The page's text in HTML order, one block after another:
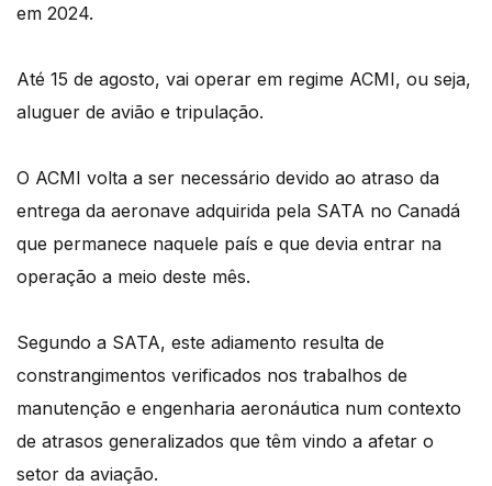
em 2024.
Até 15 de agosto, vai operar em regime ACMI, ou seja,
aluguer de avião e tripulação.
O ACMI volta a ser necessário devido ao atraso da
entrega da aeronave adquirida pela SATA no Canadá
que permanece naquele país e que devia entrar na
operação a meio deste mês.
Segundo a SATA, este adiamento resulta de
constrangimentos verificados nos trabalhos de
manutenção e engenharia aeronáutica num contexto
de atrasos generalizados que têm vindo a afetar o
setor da aviação.